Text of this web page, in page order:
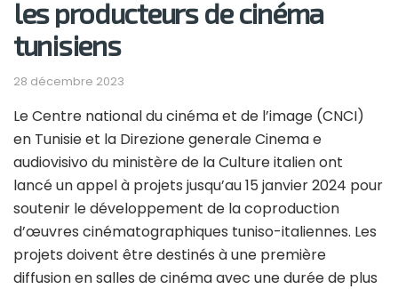
les producteurs de cinéma
tunisiens
28 décembre 2023
Le Centre national du cinéma et de l’image (CNCI)
en Tunisie et la Direzione generale Cinema e
audiovisivo du ministère de la Culture italien ont
lancé un appel à projets jusqu’au 15 janvier 2024 pour
soutenir le développement de la coproduction
d’œuvres cinématographiques tuniso-italiennes. Les
projets doivent être destinés à une première
diffusion en salles de cinéma avec une durée de plus